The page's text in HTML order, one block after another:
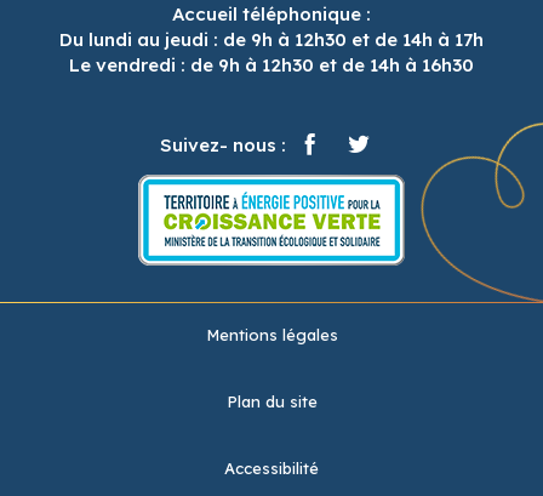
Accueil téléphonique :
Du lundi au jeudi : de 9h à 12h30 et de 14h à 17h
Le vendredi : de 9h à 12h30 et de 14h à 16h30
Suivez- nous :
Mentions légales
Plan du site
Accessibilité